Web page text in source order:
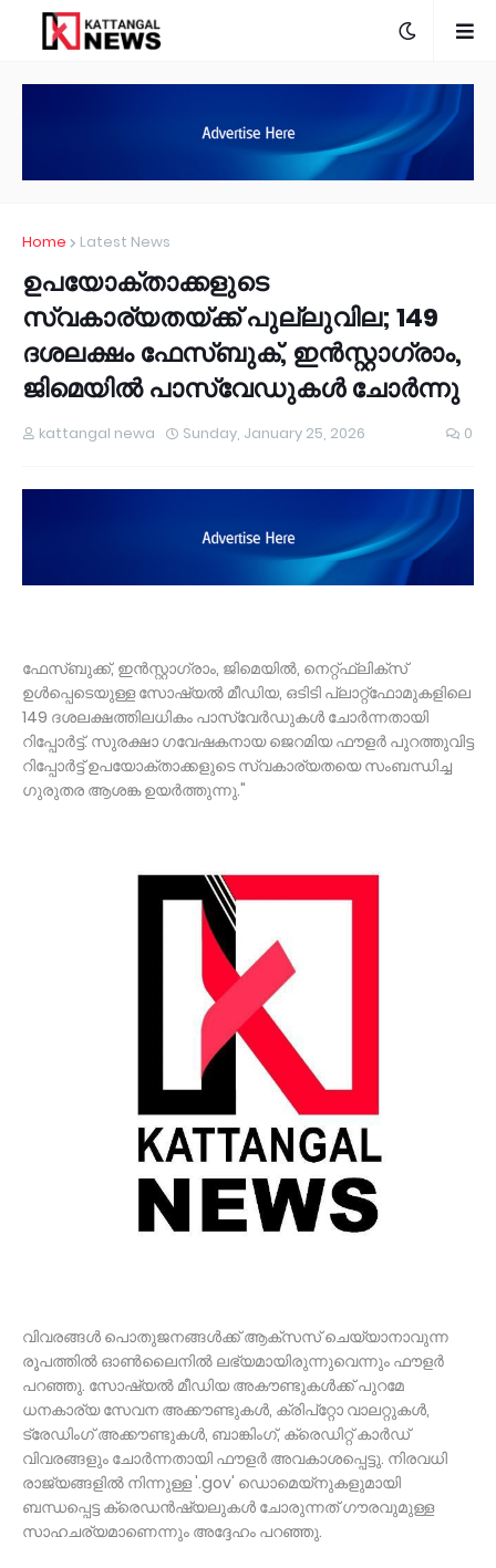
Home Latest News
ഉപയോക്താക്കളുടെ
സ്വകാര്യതയ്ക്ക് പുല്ലുവില; 149
ദശലക്ഷം ഫേസ്ബുക്, ഇൻസ്റ്റാഗ്രാം,
ജിമെയിൽ പാസ്‌വേഡുകൾ ചോർന്നു
kattangal newa Sunday, January 25, 2026 0
ഫേസ്ബുക്ക്, ഇൻസ്റ്റാഗ്രാം, ജിമെയിൽ, നെറ്റ്ഫ്ലിക്സ്
ഉൾപ്പെടെയുള്ള സോഷ്യൽ മീഡിയ, ഒടിടി പ്ലാറ്റ്ഫോമുകളിലെ
149 ദശലക്ഷത്തിലധികം പാസ്‌വേർഡുകൾ ചോർന്നതായി
റിപ്പോർട്ട്. സുരക്ഷാ ഗവേഷകനായ ജെറമിയ ഫൗളർ പുറത്തുവിട്ട
റിപ്പോർട്ട് ഉപയോക്താക്കളുടെ സ്വകാര്യതയെ സംബന്ധിച്ച
ഗുരുതര ആശങ്ക ഉയർത്തുന്നു."
വിവരങ്ങൾ പൊതുജനങ്ങൾക്ക് ആക്‌സസ് ചെയ്യാനാവുന്ന
രൂപത്തിൽ ഓൺലൈനിൽ ലഭ്യമായിരുന്നുവെന്നും ഫൗളർ
പറഞ്ഞു. സോഷ്യൽ മീഡിയ അകൗണ്ടുകൾക്ക് പുറമേ
ധനകാര്യ സേവന അക്കൗണ്ടുകൾ, ക്രിപ്‌റ്റോ വാലറ്റുകൾ,
ട്രേഡിംഗ് അക്കൗണ്ടുകൾ, ബാങ്കിംഗ്, ക്രെഡിറ്റ് കാർഡ്
വിവരങ്ങളും ചോർന്നതായി ഫൗളർ അവകാശപ്പെട്ടു. നിരവധി
രാജ്യങ്ങളിൽ നിന്നുള്ള '.gov' ഡൊമെയ്‌നുകളുമായി
ബന്ധപ്പെട്ട ക്രെഡൻഷ്യലുകൾ ചോരുന്നത് ഗൗരവുമുള്ള
സാഹചര്യമാണെന്നും അദ്ദേഹം പറഞ്ഞു.